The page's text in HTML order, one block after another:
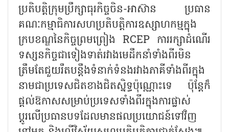
ប្រតិបត្តិក្រុមប្រឹក្សាធុរកិច្ចចិន-អាស៊ាន ប្រធាន
គណៈកម្មាធិការសហប្រតិបត្តិការឧស្សាហកម្មក្នុង
ក្របខណ្ឌនៃកិច្ចព្រមព្រៀង RCEP ការរក្សាដំណើរ
ទស្សនកិច្ចជាទៀងទាត់រវាងមេដឹកនាំទាំងពីរមិន
ត្រឹមតែជួយរឹតបន្តឹងទំនាក់ទំនងរវាងភាគីទាំងពីរក្នុង
នាមជាប្រទេសជិតខាងជិតស្និទ្ធប៉ុណ្ណោះទេ ប៉ុន្តែក៏
ផ្តល់ឱកាសសម្រាប់ប្រទេសទាំងពីរក្នុងការផ្លាស់
ប្តូរលើប្រធានបទដែលមានផលប្រយោជន៍ទៅវិញ